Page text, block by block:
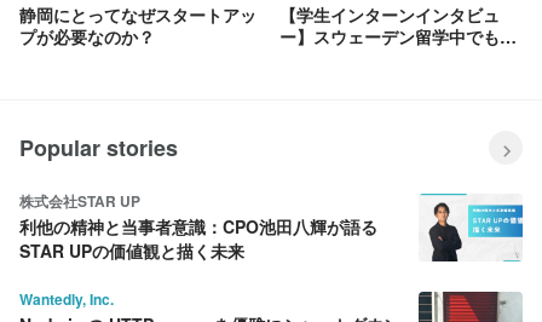
静岡にとってなぜスタートアッ
プが必要なのか？
【学生インターンインタビュ
ー】スウェーデン留学中でもフ
Popular stories
株式会社STAR UP
利他の精神と当事者意識：CPO池田八輝が語る
STAR UPの価値観と描く未来
Wantedly, Inc.